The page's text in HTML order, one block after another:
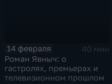
14 февраля
40 мин
Роман Явныч: о
гастролях, премьерах и
телевизионном прошлом